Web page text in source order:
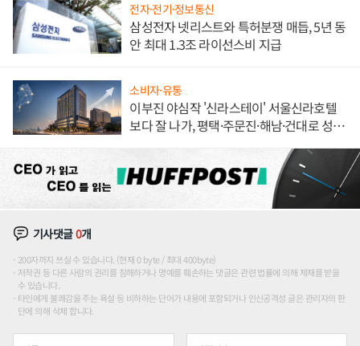
전자·전기·정보통신
삼성전자 넷리스트와 특허분쟁 매듭, 5년 동
안 최대 1.3조 라이선스비 지급
소비자·유통
이부진 야심작 '신라스테이' 서울신라호텔
보다 잘 나가, 평택·주문진·해남·건대로 성
기사댓글0개
200자까지 쓰실 수 있습니다. (현재 0 byte / 최대 400byte)
저작권 등 다른 사람의 권리를 침해하거나 명예를 훼손하는 댓글은 관련 법률에 의해 제재를 받을
수 있습니다.
타인에게 불쾌감을 주는 욕설 등 비하하는 단어가 내용에 포함되거나 인신공격성 글은 관리자의 판
단에 의해 삭제 합니다.